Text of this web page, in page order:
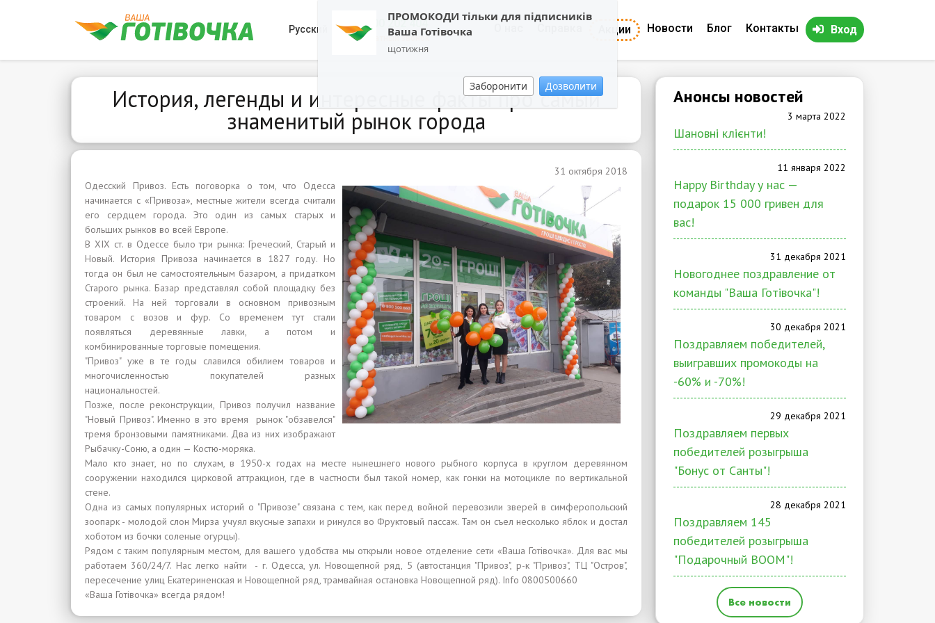
ПРОМОКОДИ тільки для підписників
Ваша Готівочка
щотижня
Заборонити Дозволити
Русский 0800 202 404
Обратный звонок
Акции Новости Блог Контакты Вход
История, легенды и интересные факты про самый
знаменитый рынок города
31 октября 2018
Одесский Привоз. Есть поговорка о том, что Одесса
начинается с «Привоза», местные жители всегда считали
его сердцем города. Это один из самых старых и
больших рынков во всей Европе.
В XIX ст. в Одессе было три рынка: Греческий, Старый и
Новый. История Привоза начинается в 1827 году. Но
тогда он был не самостоятельным базаром, а придатком
Старого рынка. Базар представлял собой площадку без
строений. На ней торговали в основном привозным
товаром с возов и фур. Со временем тут стали
появляться деревянные лавки, а потом и
комбинированные торговые помещения.
"Привоз" уже в те годы славился обилием товаров и
многочисленностью покупателей разных
национальностей.
Позже, после реконструкции, Привоз получил название
"Новый Привоз". Именно в это время рынок "обзавелся"
тремя бронзовыми памятниками. Два из них изображают
Рыбачку-Соню, а один — Костю-моряка.
Мало кто знает, но по слухам, в 1950-х годах на месте нынешнего нового рыбного корпуса в круглом деревянном
сооружении находился цирковой аттракцион, где в частности был такой номер, как гонки на мотоцикле по вертикальной
стене.
Одна из самых популярных историй о "Привозе" связана с тем, как перед войной перевозили зверей в симферопольский
зоопарк - молодой слон Мирза учуял вкусные запахи и ринулся во Фруктовый пассаж. Там он съел несколько яблок и достал
хоботом из бочки соленые огурцы).
Рядом с таким популярным местом, для вашего удобства мы открыли новое отделение сети «Ваша Готівочка». Для вас мы
работаем 360/24/7. Нас легко найти - г. Одесса, ул. Новощепной ряд, 5 (автостанция "Привоз", р-к "Привоз", ТЦ "Остров",
пересечение улиц Екатериненская и Новощепной ряд, трамвайная остановка Новощепной ряд). Info 0800500660
«Ваша Готівочка» всегда рядом!
Анонсы новостей
3 марта 2022
Шановні клієнти!
11 января 2022
Happy Birthday у нас —
подарок 15 000 гривен для
вас!
31 декабря 2021
Новогоднее поздравление от
команды "Ваша Готівочка"!
30 декабря 2021
Поздравляем победителей,
выигравших промокоды на
-60% и -70%!
29 декабря 2021
Поздравляем первых
победителей розыгрыша
"Бонус от Санты"!
28 декабря 2021
Поздравляем 145
победителей розыгрыша
"Подарочный BOOM"!
Все новости